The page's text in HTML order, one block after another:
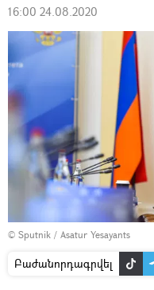
16:00 24.08.2020
© Sputnik / Asatur Yesayants
Բաժանորդագրվել